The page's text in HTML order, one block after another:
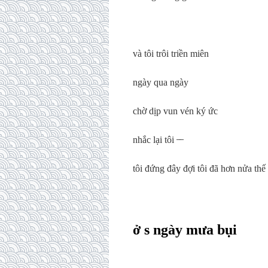
và tôi trôi triền miên
ngày qua ngày
chờ dịp vun vén ký ức
nhắc lại tôi ̶ ̶
tôi đứng đây đợi tôi đã hơn nửa
ở s ngày mưa bụi